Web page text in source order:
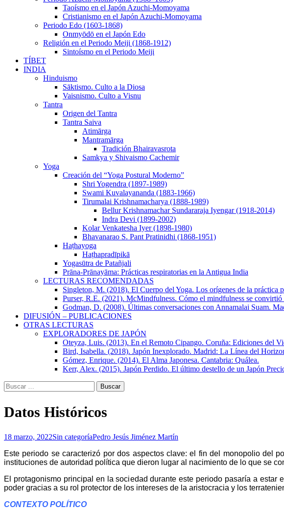
Taoísmo en el Japón Azuchi-Momoyama
Cristianismo en el Japón Azuchi-Momoyama
Periodo Edo (1603-1868)
Onmyōdō en el Japón Edo
Religión en el Periodo Meiji (1868-1912)
Sintoísmo en el Periodo Meiji
TÍBET
INDIA
Hinduismo
Sāktismo. Culto a la Diosa
Vaisnismo. Culto a Visnu
Tantra
Origen del Tantra
Tantra Saiva
Atimārga
Mantramārga
Tradición Bhairavasrota
Samkya y Shivaismo Cachemir
Yoga
Creación del “Yoga Postural Moderno”
Shri Yogendra (1897-1989)
Swami Kuvalayananda (1883-1966)
Tirumalai Krishnamacharya (1888-1989)
Bellur Krishnamachar Sundararaja Iyengar (1918-2014)
Indra Devi (1899-2002)
Kolar Venkatesha Iyer (1898-1980)
Bhavanarao S. Pant Pratinidhi (1868-1951)
Haṭhayoga
Haṭhapradīpikā
Yogasūtra de Patañjali
Prāna-Prānayāma: Prácticas respiratorias en la Antigua India
LECTURAS RECOMENDADAS
Singleton, M. (2018). El Cuerpo del Yoga. Los orígenes de la práctica
Purser, R.E. (2021). McMindfulness. Cómo el mindfulness se
Godman, D. (2008). Últimas conversaciones con Annamalai Suam.
DIFUSIÓN – PUBLICACIONES
OTRAS LECTURAS
EXPLORADORES DE JAPÓN
Oteyza, Luis. (2013). En el Remoto Cipango. Coruña: Ediciones del
Bird, Isabella. (2018). Japón Inexplorado. Madrid: La Línea del
Gómez, Enrique. (2014). El Alma Japonesa. Cantabria: Quálea.
Kerr, Alex. (2015). Japón Perdido. El último destello de un Japón
Buscar:
Datos Históricos
18 marzo, 2022Sin categoríaPedro Jesús Jiménez Martín
Este periodo se caracterizó por dos aspectos clave: el fin del monopolio del
instituciones de autoridad política que dieron lugar al nacimiento de lo que se
El protagonismo principal en la sociedad durante este periodo pasaría a estar
poder gracias a su rol protector de los intereses de la aristocracia y los
CONTEXTO POLÍTICO